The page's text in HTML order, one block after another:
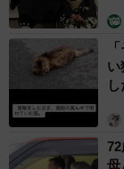
そこで、気になる
応だ。実際に、
来店する客も。
日に戻ってきた
わらず、5万円分
で言われたこと
母